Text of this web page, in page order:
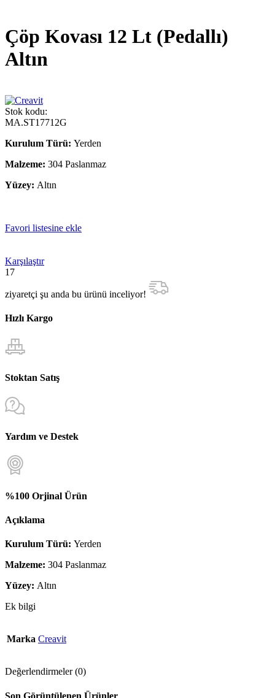
Çöp Kovası 12 Lt (Pedallı)
Altın
Stok kodu:
MA.ST17712G
Kurulum Türü: Yerden
Malzeme: 304 Paslanmaz
Yüzey: Altın
Favori listesine ekle
Karşılaştır
17
ziyaretçi şu anda bu ürünü inceliyor!
Hızlı Kargo
Stoktan Satış
Yardım ve Destek
%100 Orjinal Ürün
Açıklama
Kurulum Türü: Yerden
Malzeme: 304 Paslanmaz
Yüzey: Altın
Ek bilgi
Marka Creavit
Değerlendirmeler (0)
Son Görüntülenen Ürünler